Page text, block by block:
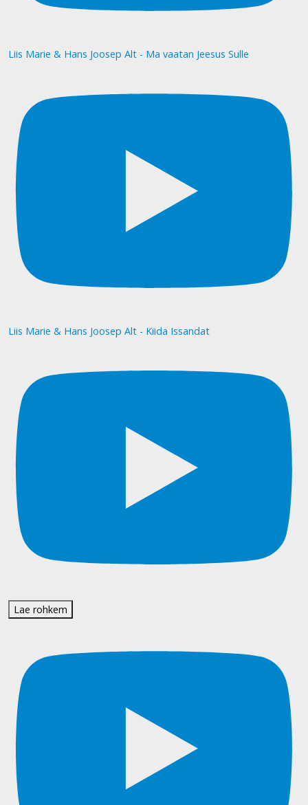
Liis Marie & Hans Joosep Alt - Ma vaatan Jeesus Sulle
Liis Marie & Hans Joosep Alt - Kiida Issandat
Lae rohkem